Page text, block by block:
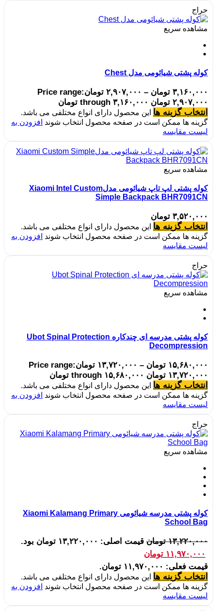
حراج
مشاهده سریع
کوله پشتی شیائومی مدل Chest
۳,۱۶۰,۰۰۰ تومان – ۲,۹۰۷,۰۰۰ تومانPrice range:
۲,۹۰۷,۰۰۰ تومان through ۳,۱۶۰,۰۰۰ تومان
انتخاب گزینه ها این محصول دارای انواع مختلفی می باشد.
گزینه ها ممکن است در صفحه محصول انتخاب شوند افزودن به
لیست مقایسه
مشاهده سریع
کوله پشتی لپ تاپ شیائومی مدلXiaomi Intel Custom
Simple Backpack BHR7091CN
۳,۵۲۰,۰۰۰ تومان
انتخاب گزینه ها این محصول دارای انواع مختلفی می باشد.
گزینه ها ممکن است در صفحه محصول انتخاب شوند افزودن به
لیست مقایسه
حراج
مشاهده سریع
کوله پشتی مدرسه ای چندکاره Ubot Spinal Protection
Decompression
۱۵,۶۸۰,۰۰۰ تومان – ۱۳,۷۲۰,۰۰۰ تومانPrice range:
۱۳,۷۲۰,۰۰۰ تومان through ۱۵,۶۸۰,۰۰۰ تومان
انتخاب گزینه ها این محصول دارای انواع مختلفی می باشد.
گزینه ها ممکن است در صفحه محصول انتخاب شوند افزودن به
لیست مقایسه
حراج
مشاهده سریع
کوله پشتی مدرسه شیائومی Xiaomi Kalamang Primary
School Bag
۱۳,۲۲۰,۰۰۰ تومان قیمت اصلی: ۱۳,۲۲۰,۰۰۰ تومان بود.
۱۱,۹۷۰,۰۰۰ تومان
قیمت فعلی: ۱۱,۹۷۰,۰۰۰ تومان.
انتخاب گزینه ها این محصول دارای انواع مختلفی می باشد.
گزینه ها ممکن است در صفحه محصول انتخاب شوند افزودن به
لیست مقایسه